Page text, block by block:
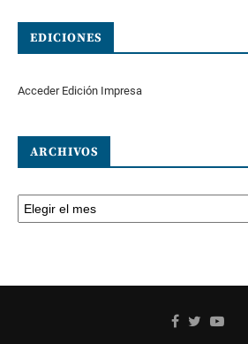
EDICIONES
Acceder Edición Impresa
ARCHIVOS